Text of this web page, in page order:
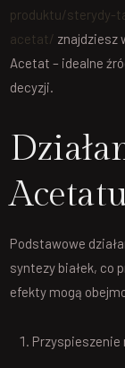
produktu/sterydy-
acetat/ znajdziesz
Acetat – idealne
decyzji.
Podstawowe
syntezy białek, co
efekty mogą